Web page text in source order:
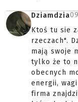
Dziamdzia
Ktoś tu sie
rzeczach".
mają swoje
tylko że to
obecnych
energii,
firma